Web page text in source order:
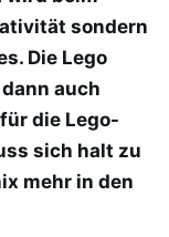
sondern
Die Lego
auch
die Lego-
sich halt zu
mehr in den